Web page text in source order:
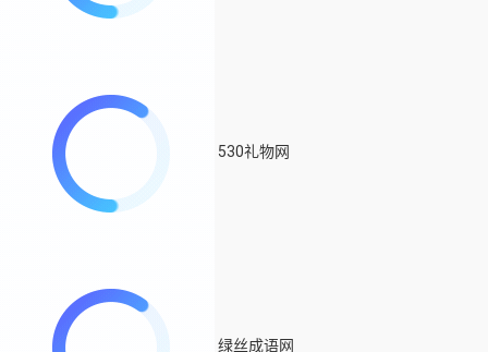
530礼物网
绿丝成语网